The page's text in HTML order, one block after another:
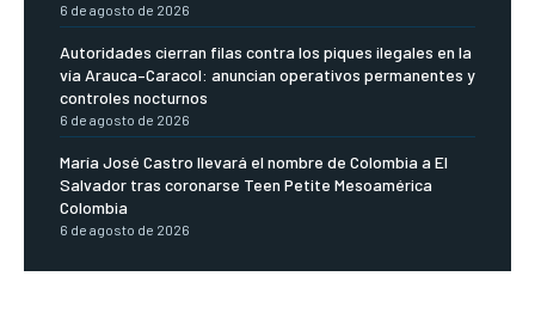
6 de agosto de 2026
Autoridades cierran filas contra los piques ilegales en la
vía Arauca–Caracol: anuncian operativos permanentes y
controles nocturnos
6 de agosto de 2026
María José Castro llevará el nombre de Colombia a El
Salvador tras coronarse Teen Petite Mesoamérica
Colombia
6 de agosto de 2026